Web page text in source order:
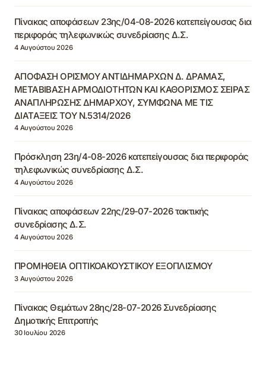
Πίνακας αποφάσεων 23ης/04-08-2026 κατεπείγουσας δια
περιφοράς τηλεφωνικώς συνεδρίασης Δ.Σ.
4 Αυγούστου 2026
ΑΠΟΦΑΣΗ ΟΡΙΣΜΟΥ ΑΝΤΙΔΗΜΑΡΧΩΝ Δ. ΔΡΑΜΑΣ,
ΜΕΤΑΒΙΒΑΣΗ ΑΡΜΟΔΙΟΤΗΤΩΝ ΚΑΙ ΚΑΘΟΡΙΣΜΟΣ ΣΕΙΡΑΣ
ΑΝΑΠΛΗΡΩΣΗΣ ΔΗΜΑΡΧΟΥ, ΣΥΜΦΩΝΑ ΜΕ ΤΙΣ
ΔΙΑΤΑΞΕΙΣ ΤΟΥ Ν.5314/2026
4 Αυγούστου 2026
Πρόσκληση 23η/4-08-2026 κατεπείγουσας δια περιφοράς
τηλεφωνικώς συνεδρίασης Δ.Σ.
4 Αυγούστου 2026
Πίνακας αποφάσεων 22ης/29-07-2026 τακτικής
συνεδρίασης Δ.Σ.
4 Αυγούστου 2026
ΠΡΟΜΗΘΕΙΑ ΟΠΤΙΚΟΑΚΟΥΣΤΙΚΟΥ ΕΞΟΠΛΙΣΜΟΥ
3 Αυγούστου 2026
Πίνακας Θεμάτων 28ης/28-07-2026 Συνεδρίασης
Δημοτικής Επιτροπής
30 Ιουλίου 2026